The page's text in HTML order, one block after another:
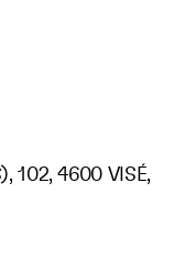
102, 4600 VISÉ,